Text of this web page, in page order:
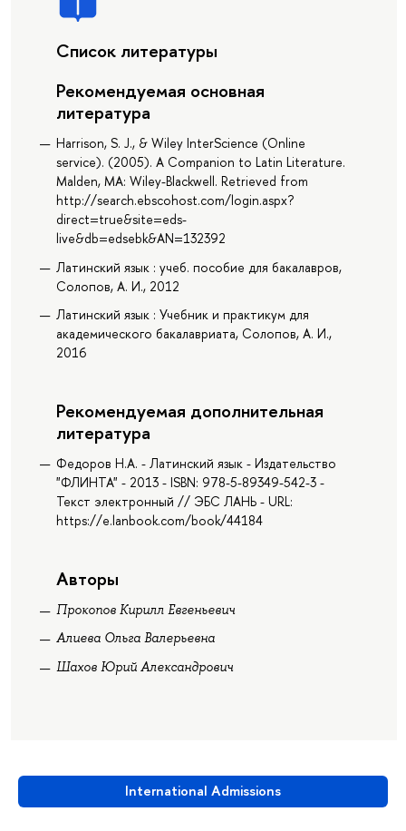
International Admissions
Список литературы
Рекомендуемая основная
литература
Harrison, S. J., & Wiley InterScience (Online
service). (2005). A Companion to Latin Literature.
Malden, MA: Wiley-Blackwell. Retrieved from
http://search.ebscohost.com/login.aspx?
direct=true&site=eds-
live&db=edsebk&AN=132392
Латинский язык : учеб. пособие для бакалавров,
Солопов, А. И., 2012
Латинский язык : Учебник и практикум для
академического бакалавриата, Солопов, А. И.,
2016
Рекомендуемая дополнительная
литература
Федоров Н.А. - Латинский язык - Издательство
"ФЛИНТА" - 2013 - ISBN: 978-5-89349-542-3 -
Текст электронный // ЭБС ЛАНЬ - URL:
https://e.lanbook.com/book/44184
Авторы
Прокопов Кирилл Евгеньевич
Алиева Ольга Валерьевна
Шахов Юрий Александрович